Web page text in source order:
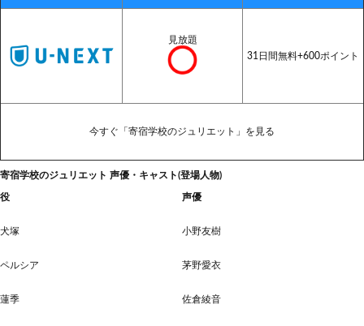
見放題
31日間無料+600ポイント
今すぐ「寄宿学校のジュリエット」を見る
寄宿学校のジュリエット 声優・キャスト(登場人物)
役 声優
犬塚 小野友樹
ペルシア 茅野愛衣
蓮季 佐倉綾音